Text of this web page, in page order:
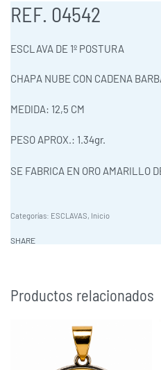
REF. 04542
ESCLAVA DE 1º POSTURA
CHAPA NUBE CON CADENA
MEDIDA: 12,5 CM
PESO APROX.: 1.34gr.
SE FABRICA EN ORO AMARILLO
Categorías: ESCLAVAS, Inicio
SHARE
Productos relacionados